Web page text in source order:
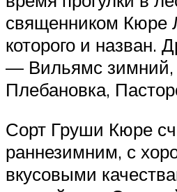
священником Кюре
которого и назван.
— Вильямс зимний,
Плебановка,
Сорт Груши Кюре
раннезимним, с
вкусовыми